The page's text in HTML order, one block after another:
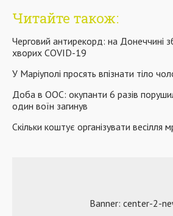
Читайте також:
Черговий антирекорд: на Донеччині
хворих COVID-19
У Маріуполі просять впізнати тіло
Доба в ООС: окупанти 6 разів
один воїн загинув
Скільки коштує організувати весілля